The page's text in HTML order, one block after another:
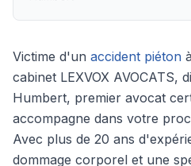
Victime d'un accident piéton
cabinet LEXVOX AVOCATS,
Humbert, premier avocat
accompagne dans votre
Avec plus de 20 ans
dommage corporel et une